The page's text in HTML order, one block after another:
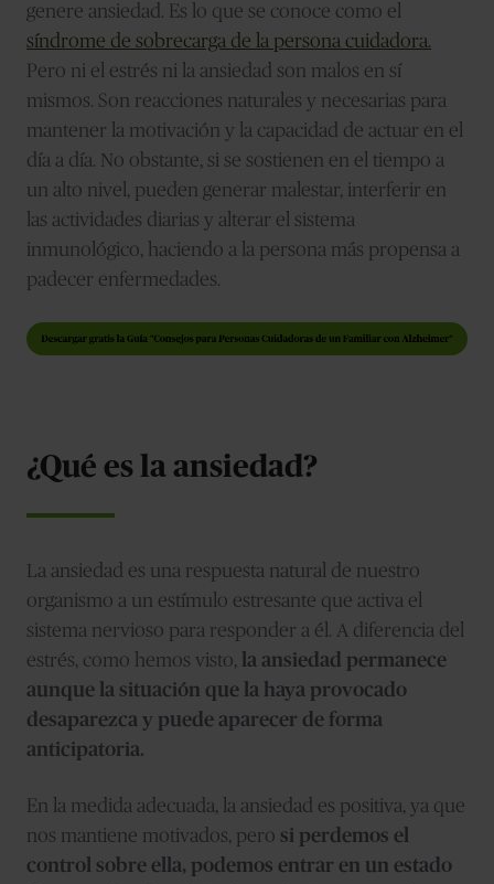
genere ansiedad. Es lo que se conoce como el
síndrome de sobrecarga de la persona cuidadora.
Pero ni el estrés ni la ansiedad son malos en sí
mismos. Son reacciones naturales y necesarias para
mantener la motivación y la capacidad de actuar en el
día a día. No obstante, si se sostienen en el tiempo a
un alto nivel, pueden generar malestar, interferir en
las actividades diarias y alterar el sistema
inmunológico, haciendo a la persona más propensa a
padecer enfermedades.
¿Qué es la ansiedad?
La ansiedad es una respuesta natural de nuestro
organismo a un estímulo estresante que activa el
sistema nervioso para responder a él. A diferencia del
estrés, como hemos visto, la ansiedad permanece
aunque la situación que la haya provocado
desaparezca y puede aparecer de forma
anticipatoria.
En la medida adecuada, la ansiedad es positiva, ya que
nos mantiene motivados, pero si perdemos el
control sobre ella, podemos entrar en un estado